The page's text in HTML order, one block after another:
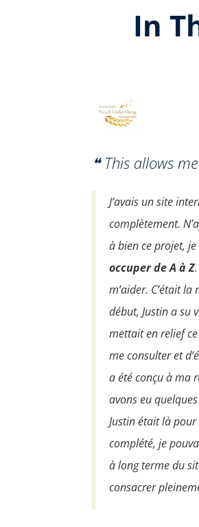
In
❝ This allows
J’avais un site
complètement.
à bien ce projet,
occuper de A à Z
m’aider. C’était
début, Justin a su
mettait en relief
me consulter et
a été conçu à ma
avons eu
Justin était là
complété, je
à long terme du
consacrer